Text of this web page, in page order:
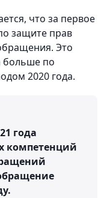
что за первое
защите прав
Это
больше по
2020 года.
года
компетенций